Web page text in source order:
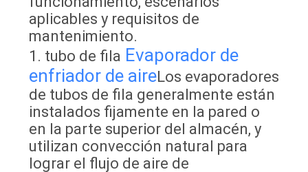
aplicables y requisitos de
mantenimiento.
1. tubo de fila Evaporador de
enfriador de aireLos evaporadores
de tubos de fila generalmente están
instalados fijamente en la pared o
en la parte superior del almacén, y
utilizan convección natural para
lograr el flujo de aire de